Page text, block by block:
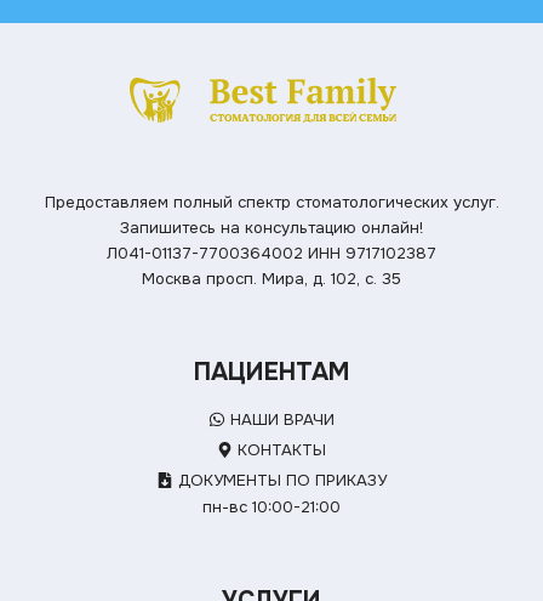
Предоставляем полный спектр стоматологических услуг.
Запишитесь на консультацию онлайн!
Л041-01137-7700364002 ИНН 9717102387
Москва просп. Мира, д. 102, с. 35
ПАЦИЕНТАМ
НАШИ ВРАЧИ
КОНТАКТЫ
ДОКУМЕНТЫ ПО ПРИКАЗУ
пн-вс 10:00-21:00